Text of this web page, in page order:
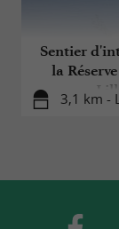
Sentier
la
3,1 km -